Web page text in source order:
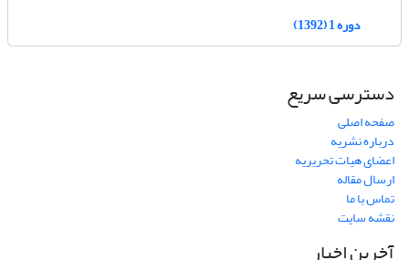
دوره 1 (1392)
دسترسی سریع
صفحه اصلی
درباره نشریه
اعضای هیات تحریریه
ارسال مقاله
تماس با ما
نقشه سایت
آخرین اخبار